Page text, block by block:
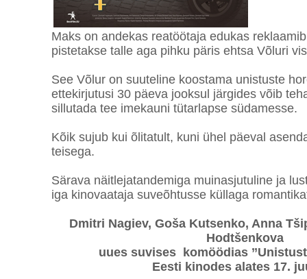
Maks on andekas reatöötaja edukas
pistetakse talle aga pihku päris ehtsa Võluri
See Võlur on suuteline koostama unistuste
ettekirjutusi 30 päeva jooksul järgides võib
sillutada tee imekauni tütarlapse südamesse.
Kõik sujub kui õlitatult, kuni ühel päeval
teisega.
Särava näitlejatandemiga muinasjutuline ja
iga kinovaataja suveõhtusse küllaga
Dmitri Nagiev, Goša Kutsenko, Anna
Hodtšenkova
uues suvises komöödias
Eesti kinodes alates 17.